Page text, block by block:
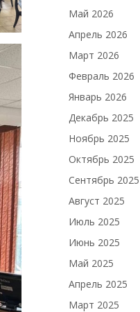
Май 2026
Апрель 2026
Март 2026
Февраль 2026
Январь 2026
Декабрь 2025
Ноябрь 2025
Октябрь 2025
Сентябрь 2025
Август 2025
Июль 2025
Июнь 2025
Май 2025
Апрель 2025
Март 2025